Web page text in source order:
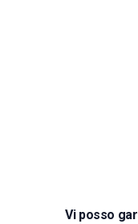
Vi posso